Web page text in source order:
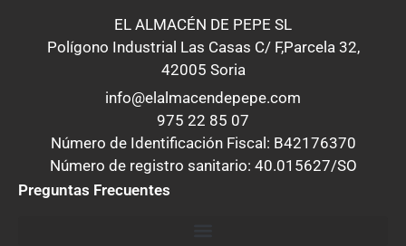
EL ALMACÉN DE PEPE SL
Polígono Industrial Las Casas C/ F,Parcela 32,
42005 Soria
info@elalmacendepepe.com
975 22 85 07
Número de Identificación Fiscal: B42176370
Número de registro sanitario: 40.015627/SO
Preguntas Frecuentes